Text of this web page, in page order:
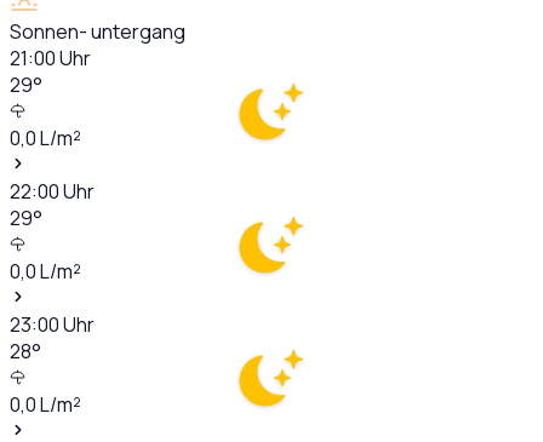
Sonnen- untergang
21:00Uhr
29°
0,0L/m²
22:00Uhr
29°
0,0L/m²
23:00Uhr
28°
0,0L/m²